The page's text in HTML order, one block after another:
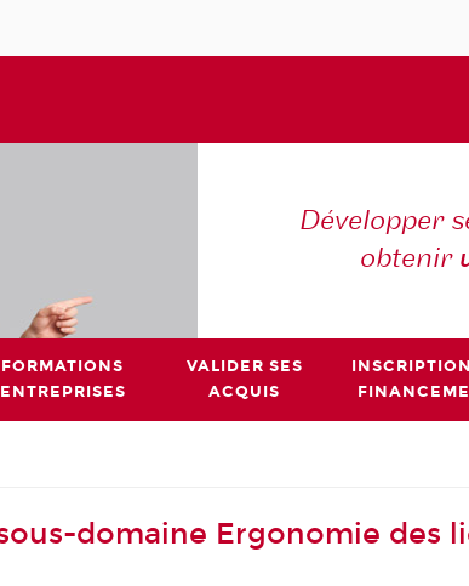
Développer
obtenir
FORMATIONS
ENTREPRISES
VALIDER SES
ACQUIS
domaine Ergonomie des